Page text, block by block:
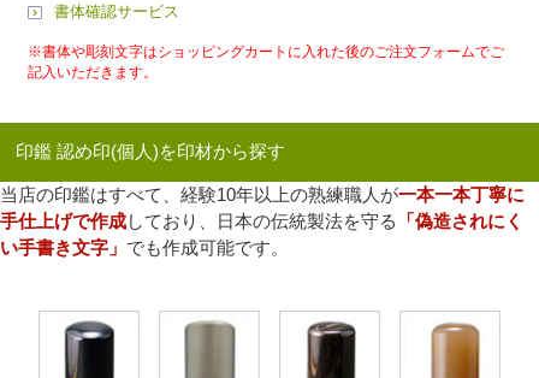
書体確認サービス
※書体や彫刻文字はショッピングカートに入れた後のご注文フォームでご
記入いただきます。
印鑑 認め印(個人)を印材から探す
当店の印鑑はすべて、経験10年以上の熟練職人が一本一本丁寧に
手仕上げで作成しており、日本の伝統製法を守る
「偽造されにく
い手書き文字」 でも作成可能です。